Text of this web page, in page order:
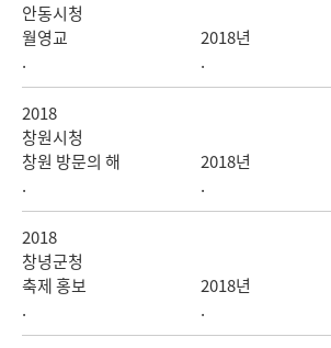
안동시청
월영교
2018년
.
.
2018
창원시청
창원 방문의 해
2018년
.
.
2018
창녕군청
축제 홍보
2018년
.
.